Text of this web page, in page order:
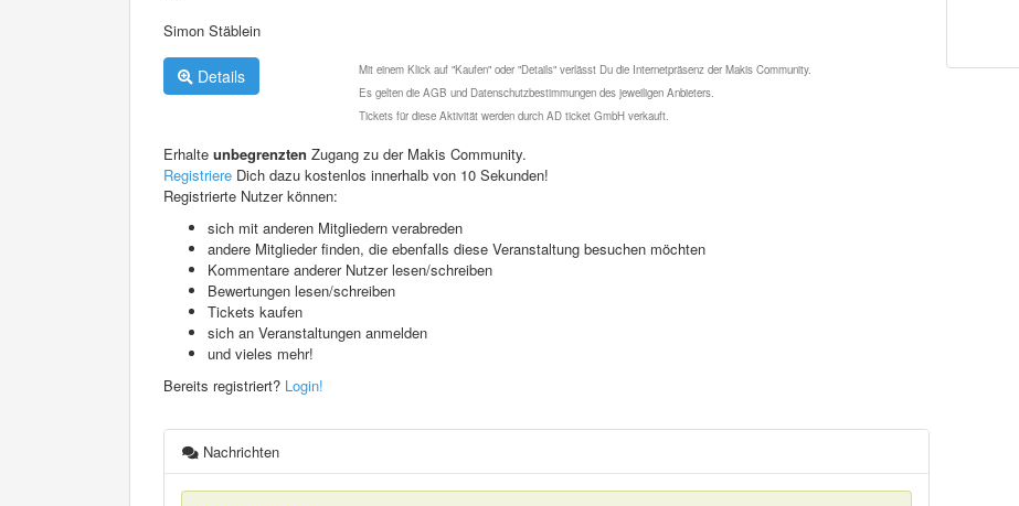
Simon Stäblein
Details
Mit einem Klick auf "Kaufen" oder "Details" verlässt Du die Internetpräsenz der Makis Community.
Es gelten die AGB und Datenschutzbestimmungen des jeweiligen Anbieters.
Tickets für diese Aktivität werden durch AD ticket GmbH verkauft.
Erhalte unbegrenzten Zugang zu der Makis Community.
Registriere Dich dazu kostenlos innerhalb von 10 Sekunden!
Registrierte Nutzer können:
sich mit anderen Mitgliedern verabreden
andere Mitglieder finden, die ebenfalls diese Veranstaltung besuchen möchten
Kommentare anderer Nutzer lesen/schreiben
Bewertungen lesen/schreiben
Tickets kaufen
sich an Veranstaltungen anmelden
und vieles mehr!
Bereits registriert? Login!
Nachrichten